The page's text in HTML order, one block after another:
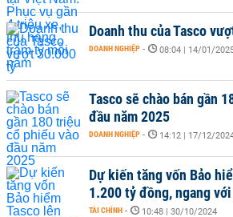
Doanh thu của Tasco
DOANH NGHIỆP - 08:04 | 14/01/
Tasco sẽ chào bán gần
đầu năm 2025
DOANH NGHIỆP - 14:12 | 17/12/
Dự kiến tăng vốn Bảo
1.200 tỷ đồng, ngang
TÀI CHÍNH - 10:48 | 30/10/2024